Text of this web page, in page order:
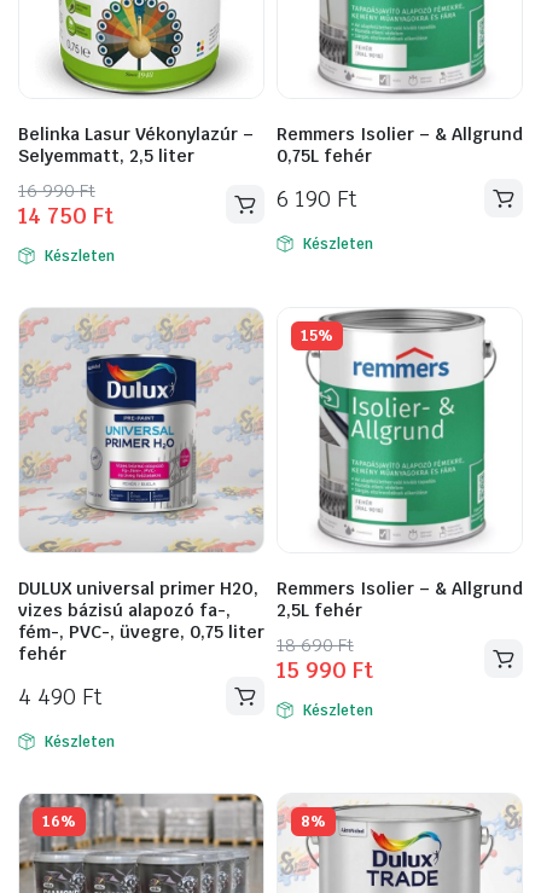
Belinka Lasur Vékonylazúr –
Selyemmatt, 2,5 liter
16 990Ft
Original
price
was:
990 Ft.
14 750 Ft
Current
price
is:
750 Ft.
Készleten
Remmers Isolier – & Allgrund
0,75L fehér
6 190 Ft
Készleten
DULUX universal primer H2O,
vizes bázisú alapozó fa-,
fém-, PVC-, üvegre, 0,75 liter
fehér
4 490 Ft
Készleten
15%
Remmers Isolier – & Allgrund
2,5L fehér
18 690Ft
Original
price
was:
15 990 Ft
Current
price
is: Készleten
16% 8%